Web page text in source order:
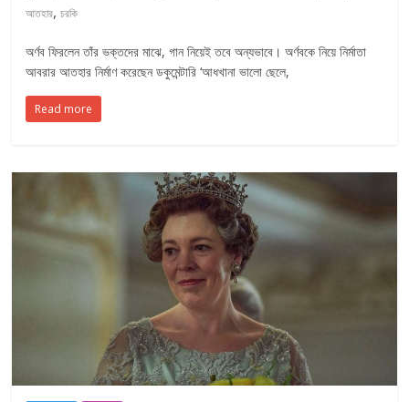
আতহার,চরকি
অর্ণব ফিরলেন তাঁর ভক্তদের মাঝে, গান নিয়েই তবে অন্যভাবে। অর্ণবকে নিয়ে নির্মাতা
আবরার আতহার নির্মাণ করেছেন ডকুমেন্টারি ‘আধখানা ভালো ছেলে,
Read more